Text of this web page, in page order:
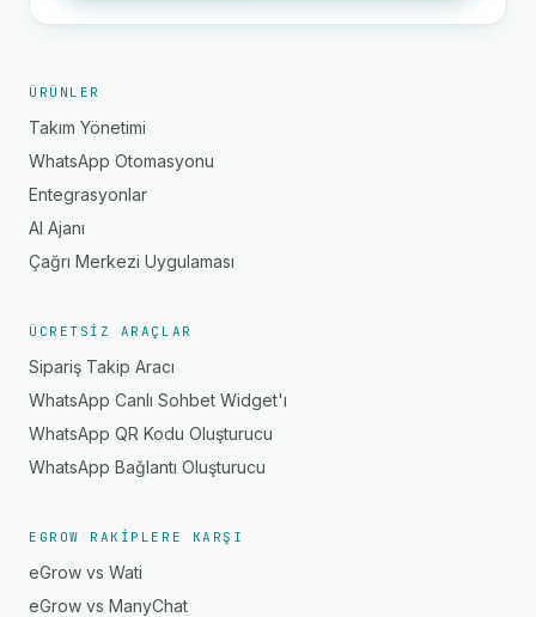
ÜRÜNLER
Takım Yönetimi
WhatsApp Otomasyonu
Entegrasyonlar
AI Ajanı
Çağrı Merkezi Uygulaması
ÜCRETSIZ ARAÇLAR
Sipariş Takip Aracı
WhatsApp Canlı Sohbet Widget'ı
WhatsApp QR Kodu Oluşturucu
WhatsApp Bağlantı Oluşturucu
EGROW RAKIPLERE KARŞI
eGrow vs Wati
eGrow vs ManyChat